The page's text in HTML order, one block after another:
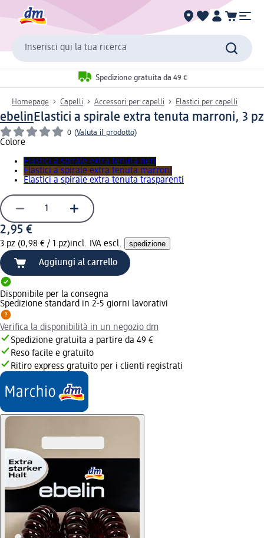
Inserisci qui la tua ricerca
Spedizione gratuita da 49 €
Homepage Capelli Accessori per capelli Elastici per capelli
ebelinElastici a spirale extra tenuta marroni, 3 pz
0 (Valuta il prodotto)
Colore
Elastici a spirale extra tenuta neri
Elastici a spirale extra tenuta marroni
Elastici a spirale extra tenuta trasparenti
2,95 €
3 pz (0,98 € / 1 pz)incl. IVA escl. spedizione
Aggiungi al carrello
Disponibile per la consegna
Spedizione standard in 2-5 giorni lavorativi
Verifica la disponibilità in un negozio dm
Spedizione gratuita a partire da 49 €
Reso facile e gratuito
Ritiro express gratuito per i clienti registrati